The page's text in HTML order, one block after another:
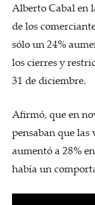
Alberto Cabal en
de los
sólo un 24%
los cierres y
31 de diciembre.
Afirmó, que en
pensaban que las
aumentó a 28%
había un